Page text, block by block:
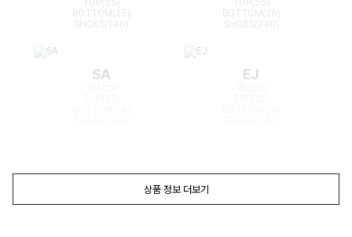
TOP(55)
BOTTOM(25)
TOP(55)
BOTTOM(26)
SA EJ
상품 정보 더보기